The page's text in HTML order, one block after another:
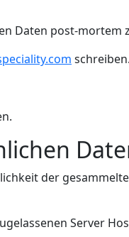
Daten post-mortem
schreiben.
der
Server